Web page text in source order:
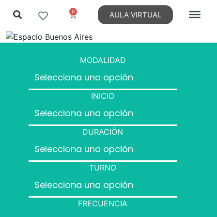
0 AULA VIRTUAL
MODALIDAD
INICIO
DURACIÓN
TURNO
FRECUENCIA